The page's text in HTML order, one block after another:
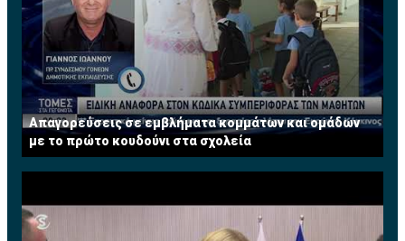
Απαγορεύσεις σε εμβλήματα κομμάτων και ομάδων
με το πρώτο κουδούνι στα σχολεία